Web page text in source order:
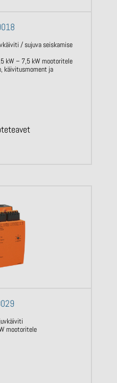
/ sujuva seiskamise
kW – 7,5 kW mootoritele
käivitusmoment ja
mootoritele